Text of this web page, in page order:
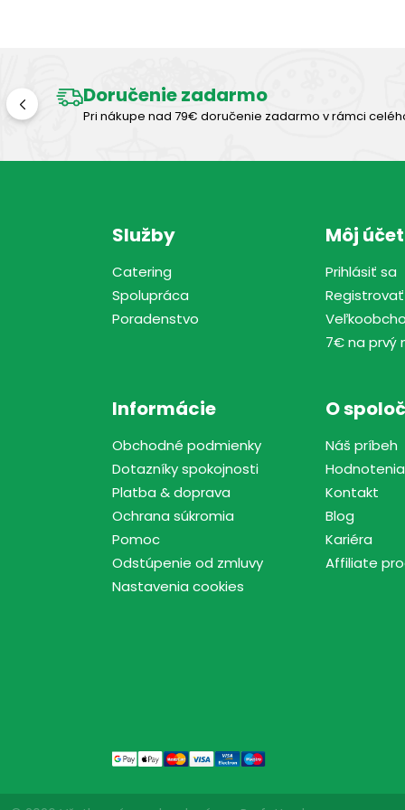
Doručenie zadarmo
Pri nákupe nad 79€ doručenie zadarmo v rámci
Služby
Catering
Spolupráca
Poradenstvo
Môj účet
Prihlásiť sa
7€ na prvý
Informácie
Obchodné podmienky
Dotazníky spokojnosti
Platba & doprava
Ochrana súkromia
Pomoc
Odstúpenie od zmluvy
Nastavenia cookies
O
Náš príbeh
Kontakt
Blog
Kariéra
Affiliate